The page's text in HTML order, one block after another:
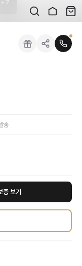
?
제공합니다. 가죽 재질,
고객 변심 모두 교환·반
. 적립금은 1,000원 이상
스타일에 럭셔리를 더하
만나보세요. 고퀄리티 하이
7
송
보기